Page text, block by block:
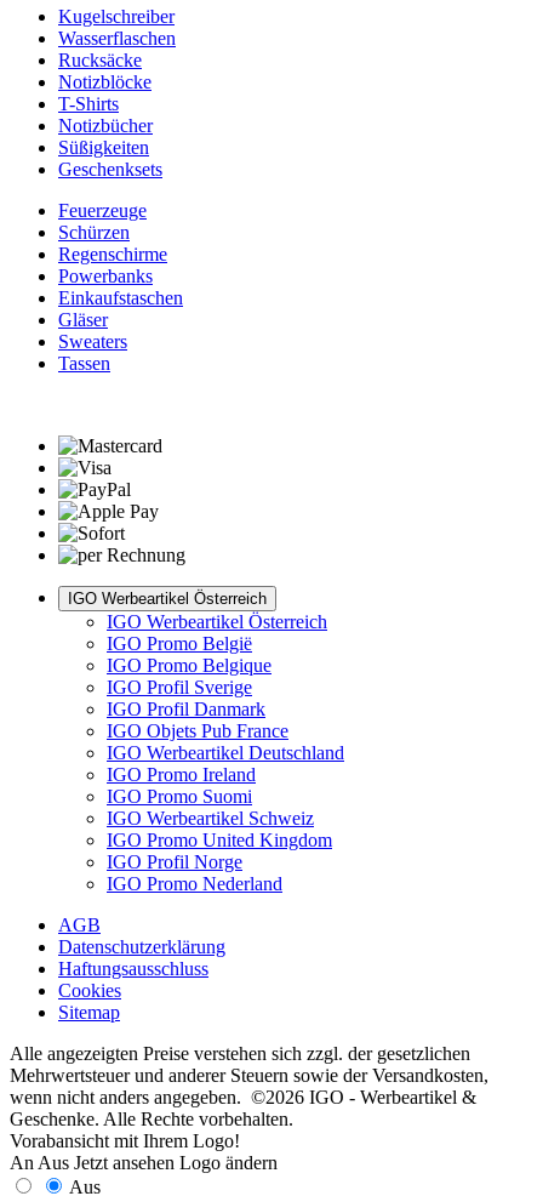
Kugelschreiber
Wasserflaschen
Rucksäcke
Notizblöcke
T-Shirts
Notizbücher
Süßigkeiten
Geschenksets
Feuerzeuge
Schürzen
Regenschirme
Powerbanks
Einkaufstaschen
Gläser
Sweaters
Tassen
IGO Werbeartikel Österreich
IGO Werbeartikel Österreich
IGO Promo België
IGO Promo Belgique
IGO Profil Sverige
IGO Profil Danmark
IGO Objets Pub France
IGO Werbeartikel Deutschland
IGO Promo Ireland
IGO Promo Suomi
IGO Werbeartikel Schweiz
IGO Promo United Kingdom
IGO Profil Norge
IGO Promo Nederland
AGB
Datenschutzerklärung
Haftungsausschluss
Cookies
Sitemap
Alle angezeigten Preise verstehen sich zzgl. der gesetzlichen
Mehrwertsteuer und anderer Steuern sowie der Versandkosten,
wenn nicht anders angegeben. ©2026 IGO - Werbeartikel &
Geschenke. Alle Rechte vorbehalten.
Vorabansicht mit Ihrem Logo!
AnAus Jetzt ansehen Logo ändern
Aus